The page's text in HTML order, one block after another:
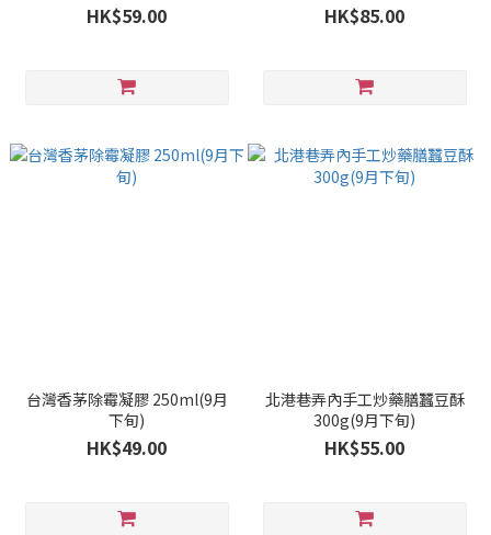
HK$59.00 HK$85.00
台灣香茅除霉凝膠 250ml(9月
下旬)
HK$49.00
北港巷弄內手工炒藥膳蠶豆酥
300g(9月下旬)
HK$55.00